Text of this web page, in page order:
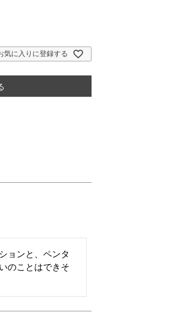
気に入りに登録する
ョンと、ペンタ
のことはできそ